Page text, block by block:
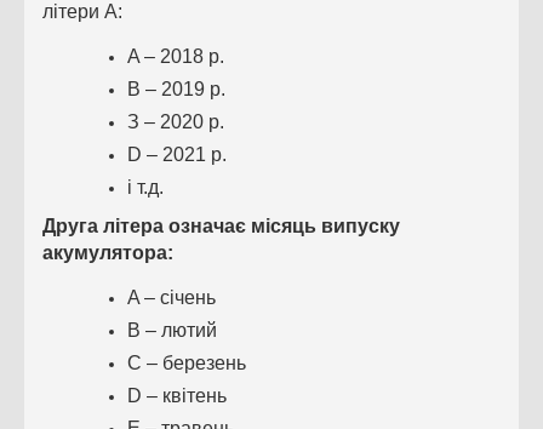
літери A:
A – 2018 р.
B – 2019 р.
З – 2020 р.
D – 2021 р.
і т.д.
Друга літера означає місяць випуску
акумулятора:
A – січень
B – лютий
С – березень
D – квітень